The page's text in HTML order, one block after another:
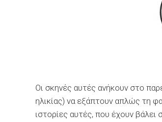
Οι σκηνές αυτές ανήκουν στο
ηλικίας) να εξάπτουν απλώς τη
ιστορίες αυτές, που έχουν